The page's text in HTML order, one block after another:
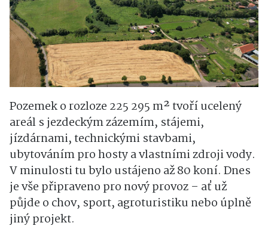
Pozemek o rozloze 225 295 m² tvoří ucelený
areál s jezdeckým zázemím, stájemi,
jízdárnami, technickými stavbami,
ubytováním pro hosty a vlastními zdroji vody.
V minulosti tu bylo ustájeno až 80 koní. Dnes
je vše připraveno pro nový provoz – ať už
půjde o chov, sport, agroturistiku nebo úplně
jiný projekt.